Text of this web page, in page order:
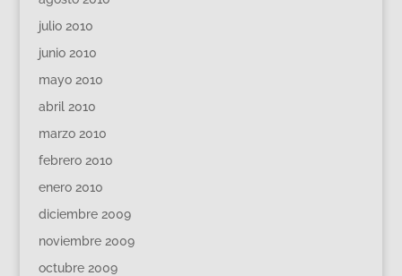
julio 2010
junio 2010
mayo 2010
abril 2010
marzo 2010
febrero 2010
enero 2010
diciembre 2009
noviembre 2009
octubre 2009